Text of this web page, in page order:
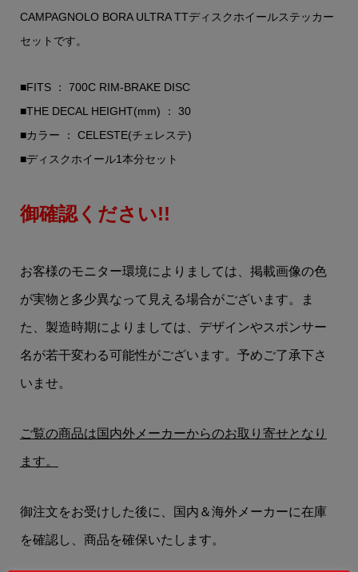
CAMPAGNOLO BORA ULTRA TTディスクホイールステッカー
セットです。
■FITS ： 700C RIM-BRAKE DISC
■THE DECAL HEIGHT(mm) ： 30
■カラー ： CELESTE(チェレステ)
■ディスクホイール1本分セット
御確認ください!!
お客様のモニター環境によりましては、掲載画像の色
が実物と多少異なって見える場合がございます。ま
た、製造時期によりましては、デザインやスポンサー
名が若干変わる可能性がございます。予めご了承下さ
いませ。
ご覧の商品は国内外メーカーからのお取り寄せとなり
ます。
御注文をお受けした後に、国内＆海外メーカーに在庫
を確認し、商品を確保いたします。